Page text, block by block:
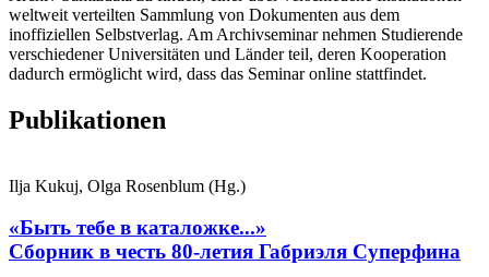
weltweit verteilten Sammlung von Dokumenten aus dem
inoffiziellen Selbstverlag. Am Archivseminar nehmen Studierende
verschiedener Universitäten und Länder teil, deren Kooperation
dadurch ermöglicht wird, dass das Seminar online stattfindet.
Publikationen
Ilja Kukuj, Olga Rosenblum (Hg.)
«Быть тебе в каталожке...»
Сборник в честь 80-летия Габриэля Суперфина